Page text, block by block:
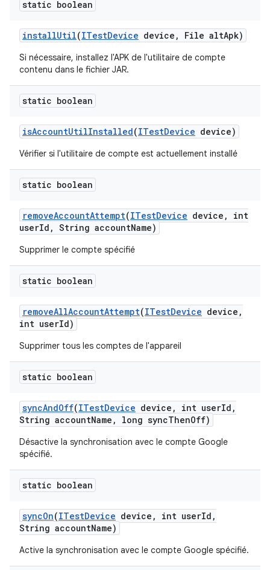
static boolean
installUtil(ITestDevice device , File altApk)
Si nécessaire, installez l'APK de l'utilitaire de compte
contenu dans le fichier JAR.
static boolean
isAccountUtilInstalled(ITestDevice device)
Vérifier si l'utilitaire de compte est actuellement installé
static boolean
removeAccountAttempt(ITestDevice device ,
int
userId , String accountName)
Supprimer le compte spécifié
static boolean
removeAllAccountAttempt(ITestDevice device ,
int userId)
Supprimer tous les comptes de l'appareil
static boolean
syncAndOff(ITestDevice device , int userId ,
String accountName , long syncThenOff)
Désactive la synchronisation avec le compte Google
spécifié.
static boolean
syncOn(ITestDevice device , int userId ,
String accountName)
Active la synchronisation avec le compte Google spécifié.